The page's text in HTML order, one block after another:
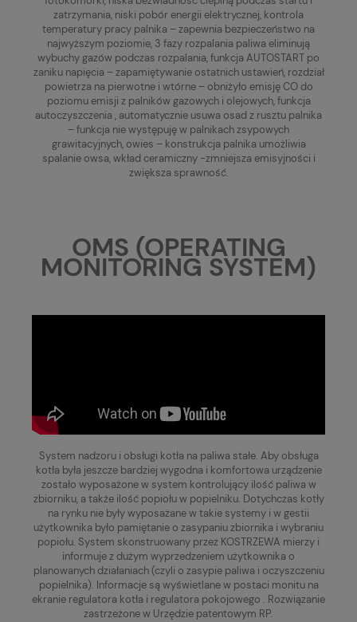
zatrzymania, niski pobór energii elektrycznej, kontrola
temperatury pracy palnika – zapewnia bezpieczeństwo na
najwyższym poziomie, 3 fazy rozpalania paliwa eliminują
wybuchy gazów podczas rozpalania, funkcja AUTOSTART po
zaniku napięcia – zapamiętywanie ostatnich ustawień, rozdział
powietrza na pierwotne i wtórne – obniżyło emisję CO do
poziomu emisji z palników gazowych i olejowych, funkcja
autoczyszczenia , automatycznie usuwa osad z rusztu palnika
– funkcja nie występuję w palnikach zsypowych
grawitacyjnych, owies – konstrukcja palnika umożliwia
spalanie owsa, wkład ceramiczny -zmniejsza emisyjności i
zwiększa sprawność.
OMS (OPERATING
MONITORING SYSTEM)
System nadzoru i obsługi kotła na paliwa stałe. Aby obsługa
kotła była jeszcze bardziej wygodna i komfortowa urządzenie
zostało wyposażone w system kontrolujący ilość paliwa w
zbiorniku, a także ilość popiołu w popielniku. Dotychczas kotły
na rynku nie były wyposażane w takie systemy i w gestii
użytkownika było pamiętanie o zasypaniu zbiornika i wybraniu
popiołu. System skonstruowany przez KOSTRZEWA mierzy i
informuje z dużym wyprzedzeniem użytkownika o
planowanych działaniach (czyli o zasypie paliwa i oczyszczeniu
popielnika). Informacje są wyświetlane w postaci monitu na
ekranie regulatora kotła i regulatora pokojowego . Rozwiązanie
zastrzeżone w Urzędzie patentowym RP.